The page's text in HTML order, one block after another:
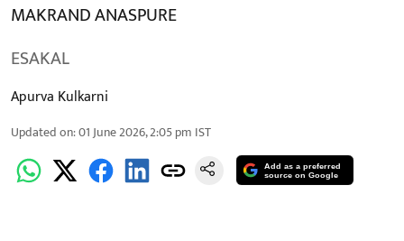
MAKRAND ANASPURE
ESAKAL
Apurva Kulkarni
Updated on:01 June 2026, 2:05 pm IST
Add as a preferred
source on Google